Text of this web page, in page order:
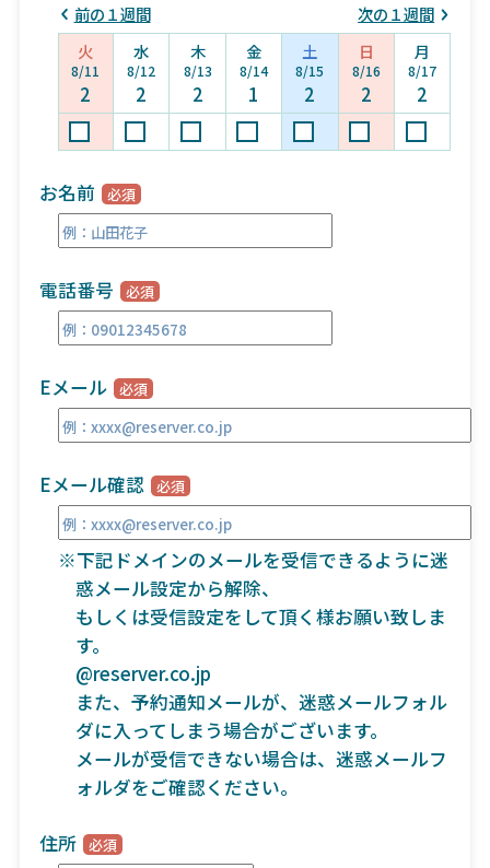
前の１週間
次の１週間
火
8/11
2
水
8/12
2
木
8/13
2
金
8/14
1
土
8/15
2
日
8/16
2
月
8/17
2
お名前
電話番号
Eメール
Eメール確認
※下記ドメインのメールを受信できるように迷
惑メール設定から解除、
もしくは受信設定をして頂く様お願い致しま
す。
@reserver.co.jp
また、予約通知メールが、迷惑メールフォル
ダに入ってしまう場合がございます。
メールが受信できない場合は、迷惑メールフ
ォルダをご確認ください。
住所